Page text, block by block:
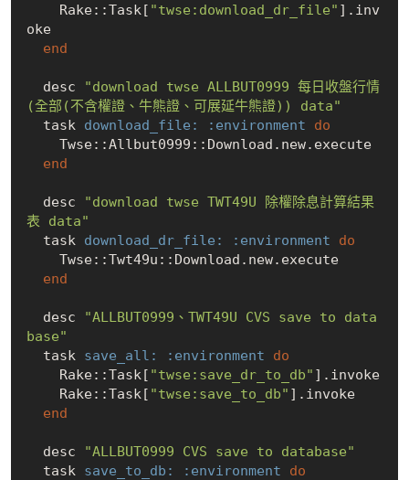
    Rake::Task[
"twse:download_dr_file" ].inv
oke
end
  desc
"download twse ALLBUT0999 每日收盤行情
(全部(不含權證、牛熊證、可展延牛熊證)) data"
  task
download_file: :environment
do
end
  desc
"download twse TWT49U 除權除息計算結果
表 data"
  task
download_dr_file: :environment
do
end
  desc
"ALLBUT0999、TWT49U CVS save to data
base"
  task
save_all: :environment
do
    Rake::Task[
"twse:save_dr_to_db" ].invoke
    Rake::Task[
"twse:save_to_db" ].invoke
end
  desc
"ALLBUT0999 CVS save to database"
  task
save_to_db: :environment
do